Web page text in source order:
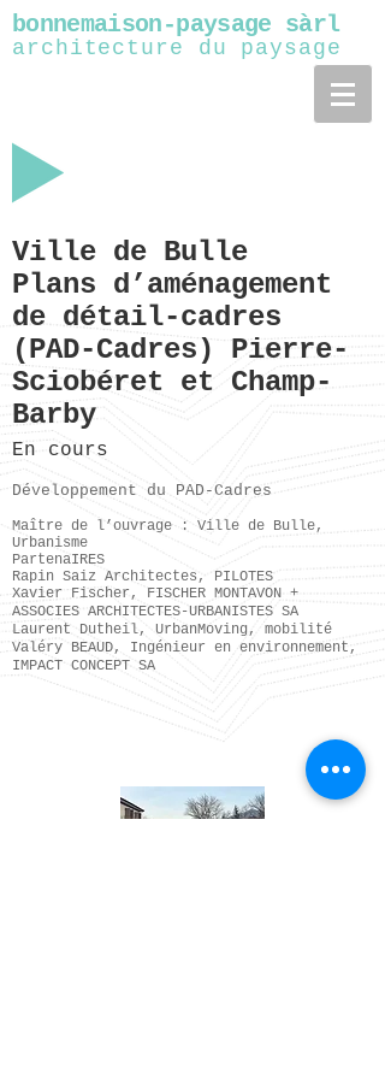
bonnemaison-paysage sàrl
architecture du paysage
Ville de Bulle
Plans d’aménagement
de détail-cadres
(PAD-Cadres) Pierre-
Sciobéret et Champ-
Barby
En cours
Développement du PAD-Cadres
Maître de l’ouvrage : Ville de Bulle,
Urbanisme
PartenaIRES
Rapin Saiz Architectes, PILOTES
Xavier Fischer, FISCHER MONTAVON +
ASSOCIES ARCHITECTES-URBANISTES SA
Laurent Dutheil, UrbanMoving, mobilité
Valéry BEAUD, Ingénieur en environnement,
IMPACT CONCEPT SA